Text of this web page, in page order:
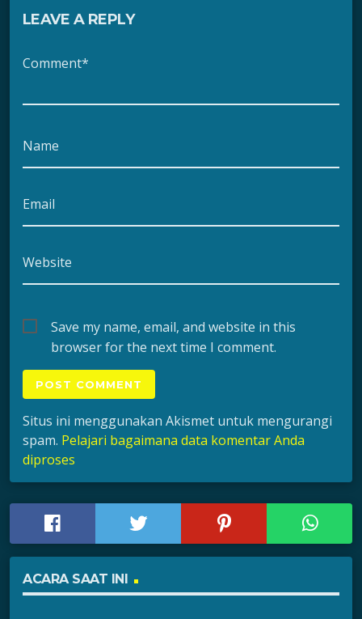
LEAVE A REPLY
Comment*
Name
Email
Website
Save my name, email, and website in this
browser for the next time I comment.
Situs ini menggunakan Akismet untuk mengurangi
spam. Pelajari bagaimana data komentar Anda
diproses
ACARA SAAT INI